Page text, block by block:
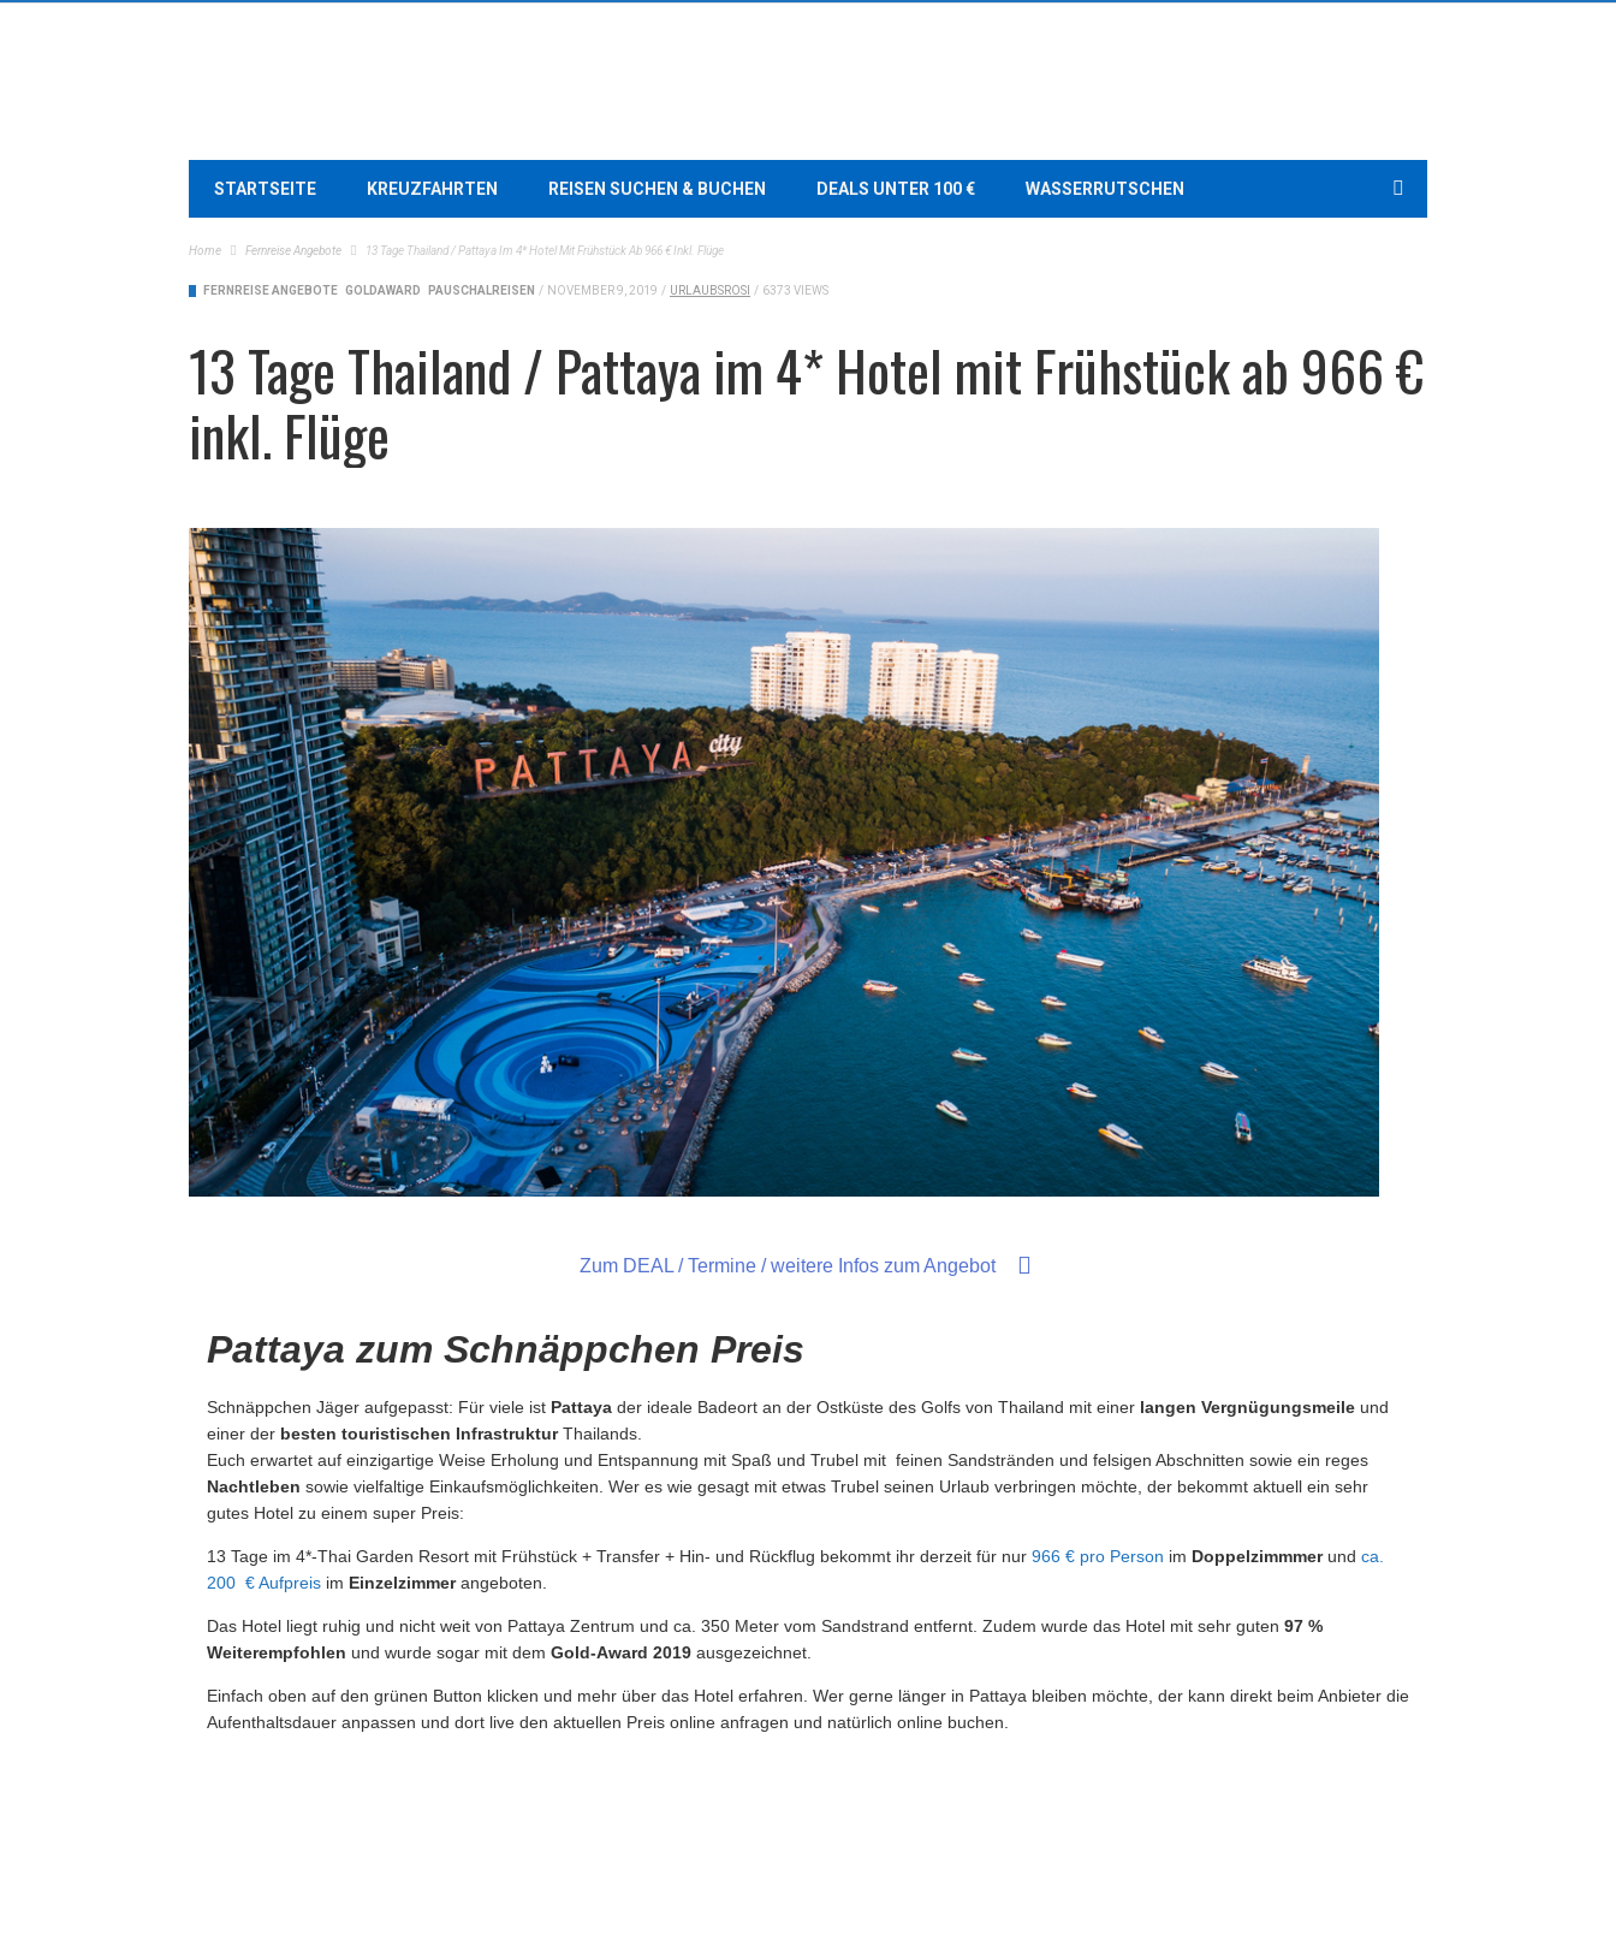
STARTSEITE KREUZFAHRTEN REISEN SUCHEN & BUCHEN DEALS UNTER 100 € WASSERRUTSCHEN
Home Fernreise Angebote 13 Tage Thailand / Pattaya Im 4* Hotel Mit Frühstück Ab 966 € Inkl. Flüge
FERNREISE ANGEBOTE GOLDAWARD PAUSCHALREISEN / NOVEMBER 9, 2019 / URLAUBSROSI / 6373 VIEWS
13 Tage Thailand / Pattaya im 4* Hotel mit Frühstück ab 966 €
inkl. Flüge
Zum DEAL / Termine / weitere Infos zum Angebot
Pattaya zum Schnäppchen Preis
Schnäppchen Jäger aufgepasst: Für viele ist Pattaya der ideale Badeort an der Ostküste des Golfs von Thailand mit einer langen Vergnügungsmeile und
einer der besten touristischen InfrastrukturThailands.
Euch erwartet auf einzigartige Weise Erholung und Entspannung mit Spaß und Trubel mit feinen Sandstränden und felsigen Abschnitten sowie ein reges
Nachtleben sowie vielfaltige Einkaufsmöglichkeiten. Wer es wie gesagt mit etwas Trubel seinen Urlaub verbringen möchte, der bekommt aktuell ein sehr
gutes Hotel zu einem super Preis:
13 Tage im 4*-Thai Garden Resort mit Frühstück + Transfer + Hin- und Rückflug bekommt ihr derzeit für nur 966 € pro Person im Doppelzimmmerund ca.
200 € Aufpreis im Einzelzimmerangeboten.
Das Hotel liegt ruhig und nicht weit von Pattaya Zentrum und ca. 350 Meter vom Sandstrand entfernt. Zudem wurde das Hotel mit sehr guten 97 %
Weiterempfohlen und wurde sogar mit dem Gold-Award 2019 ausgezeichnet.
Einfach oben auf den grünen Button klicken und mehr über das Hotel erfahren. Wer gerne länger in Pattaya bleiben möchte, der kann direkt beim Anbieter die
Aufenthaltsdauer anpassen und dort live den aktuellen Preis online anfragen und natürlich online buchen.